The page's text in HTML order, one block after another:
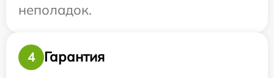
неполадок.
4 Гарантия